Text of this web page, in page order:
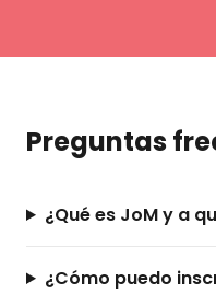
Preguntas
¿Qué es JoM y a
¿Cómo puedo